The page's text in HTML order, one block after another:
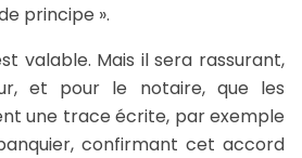
principe ».
valable. Mais il sera rassurant,
et pour le notaire, que les
une trace écrite, par exemple
confirmant cet accord